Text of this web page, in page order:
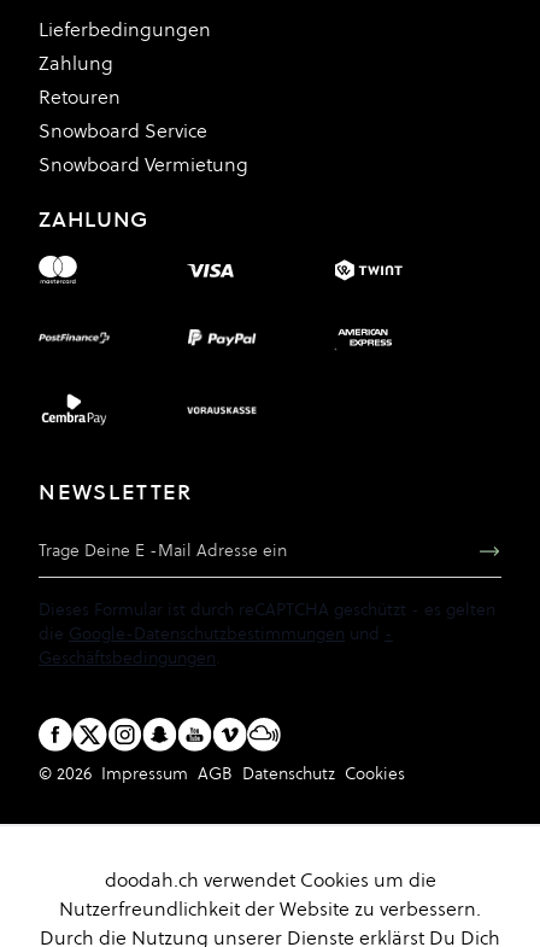
Lieferbedingungen
Zahlung
Retouren
Snowboard Service
Snowboard Vermietung
ZAHLUNG
NEWSLETTER
Dieses Formular ist durch reCAPTCHA geschützt - es gelten
die Google-Datenschutzbestimmungen und -
Geschäftsbedingungen.
© 2026 Impressum AGB Datenschutz Cookies
doodah.ch verwendet Cookies um die
Nutzerfreundlichkeit der Website zu verbessern.
Durch die Nutzung unserer Dienste erklärst Du Dich